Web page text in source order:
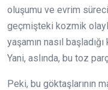
oluşumu ve evrim
geçmişteki kozmik
yaşamın nasıl
Yani, aslında, bu toz
Peki, bu göktaşlarının